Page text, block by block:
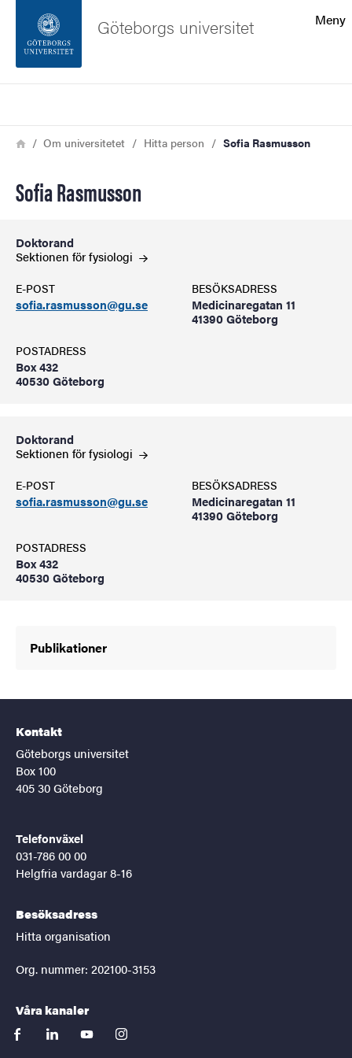
Sidfoten
Meny
Göteborgs universitet
Länkstig
HemOm universitetet Hitta person Sofia Rasmusson
Sofia Rasmusson
Doktorand
Sektionen förfysiologi
E-POST
sofia.rasmusson@gu.se
BESÖKSADRESS
Medicinaregatan 11
41390 Göteborg
POSTADRESS
Box 432
40530 Göteborg
Doktorand
Sektionen förfysiologi
E-POST
sofia.rasmusson@gu.se
BESÖKSADRESS
Medicinaregatan 11
41390 Göteborg
POSTADRESS
Box 432
40530 Göteborg
Publikationer
Kontakt
Göteborgs universitet
Box 100
405 30 Göteborg
Telefonväxel
031-786 00 00
Helgfria vardagar 8-16
Besöksadress
Hitta organisation
Org. nummer: 202100-3153
Våra kanaler
facebooklinkedinyoutubeinstagram